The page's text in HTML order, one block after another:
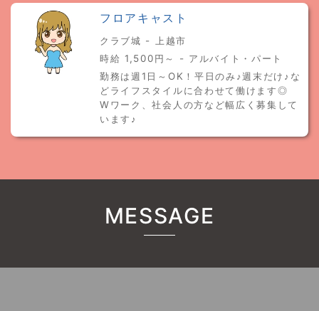
フロアキャスト
クラブ城 - 上越市
時給 1,500円～ - アルバイト・パート
勤務は週1日～OK！平日のみ♪週末だけ♪な
どライフスタイルに合わせて働けます◎
Wワーク、社会人の方など幅広く募集して
います♪
MESSAGE